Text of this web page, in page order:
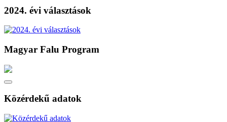
2024. évi választások
Magyar Falu Program
Közérdekű adatok